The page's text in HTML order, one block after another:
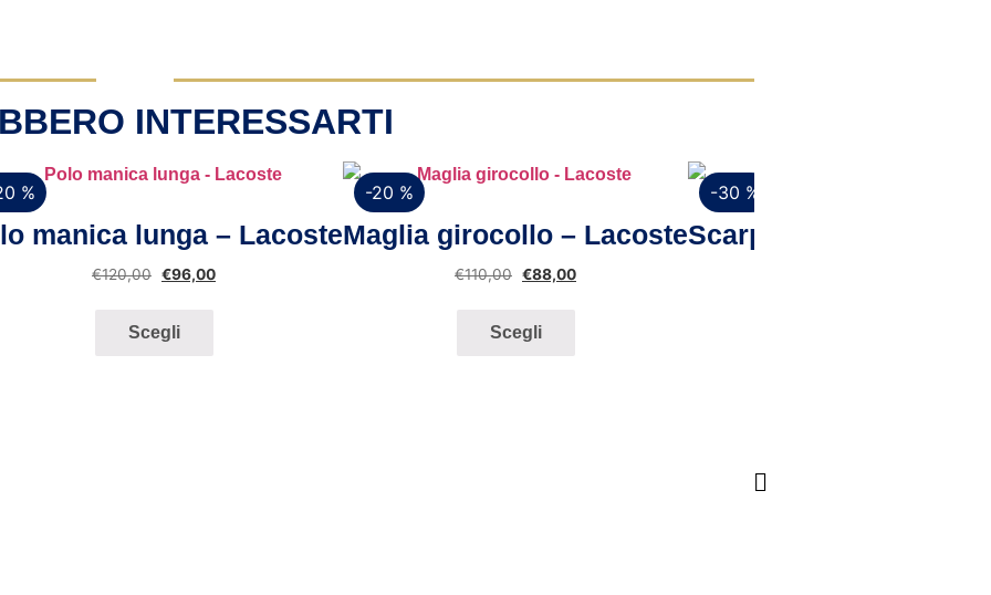
INTERESSARTI
%
manica lunga – Lacoste
€120,00 €96,00
Scegli
-20 %
Maglia girocollo – Lacoste
€110,00 €88,00
Scegli
-30 %
Scarpe da barca